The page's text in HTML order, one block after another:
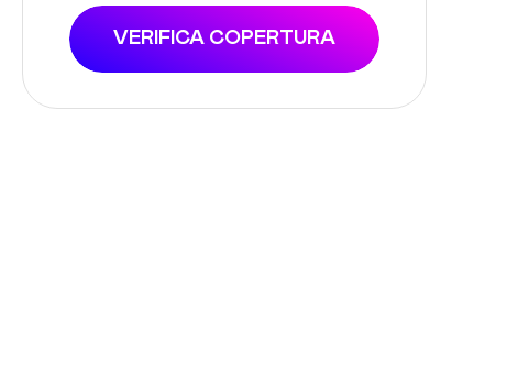
VERIFICA COPERTURA